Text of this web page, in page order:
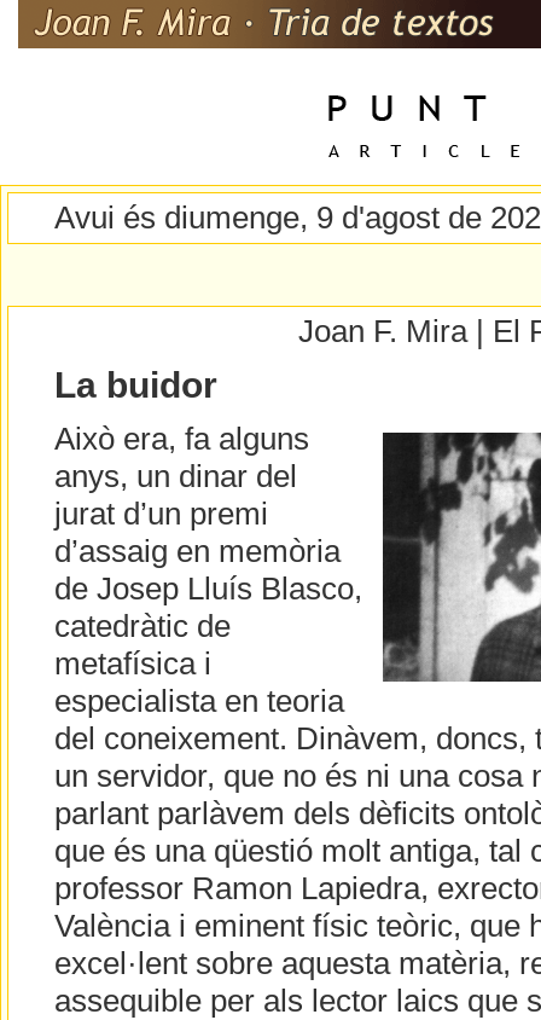
Avui és diumenge, 9 d'agost de
Joan F. Mira |
La buidor
Això era, fa alguns
anys, un dinar del
jurat d’un premi
d’assaig en memòria
de Josep Lluís Blasco,
catedràtic de
metafísica i
especialista en teoria
del coneixement. Dinàvem,
un servidor, que no és ni una cosa
parlant parlàvem dels dèficits
que és una qüestió molt antiga, tal
professor Ramon Lapiedra,
València i eminent físic teòric, que
excel·lent sobre aquesta matèria,
assequible per als lector laics que